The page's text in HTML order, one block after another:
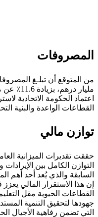
المصروفات
اعتماد الحكومة الاتحادية
القطاعات الواعدة والبنية
توازن مالي
التوازن الكامل بين
السابقة والذي يُعد أحد أهم
إن هذا الاستقرار المالي
القطاعات الحيوية مقل
جهودها لتحقيق التنمية
التي تضمن رفاهية الأجيال